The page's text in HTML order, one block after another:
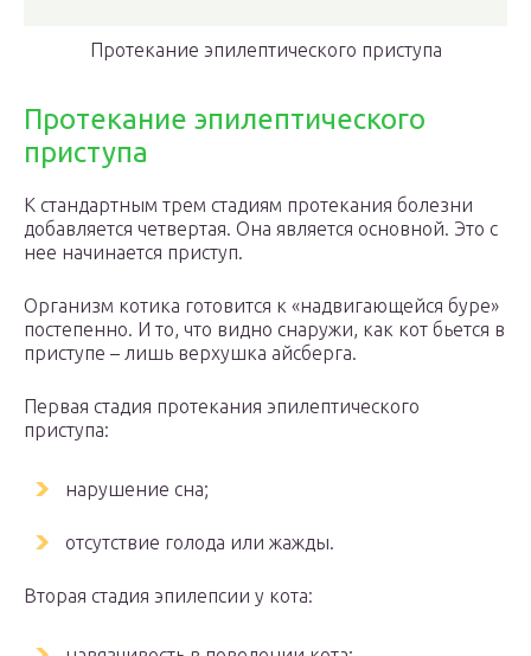
Протекание эпилептического приступа
Протекание эпилептического
приступа
К стандартным трем стадиям протекания болезни
добавляется четвертая. Она является основной. Это с
нее начинается приступ.
Организм котика готовится к «надвигающейся буре»
постепенно. И то, что видно снаружи, как кот бьется в
приступе – лишь верхушка айсберга.
Первая стадия протекания эпилептического
приступа:
нарушение сна;
отсутствие голода или жажды.
Вторая стадия эпилепсии у кота: